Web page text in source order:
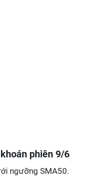
phiên 9/6
ngưỡng SMA50.